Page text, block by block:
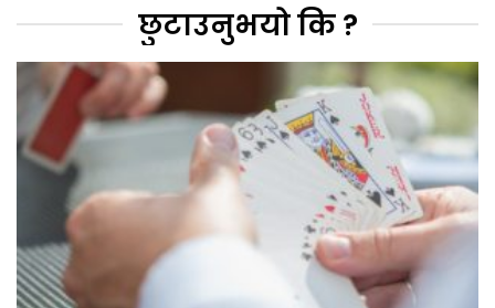
छुटाउनुभयो कि ?